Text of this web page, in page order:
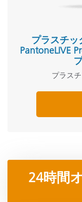
プラスチッ
PantoneLIVE
プラス
24時間